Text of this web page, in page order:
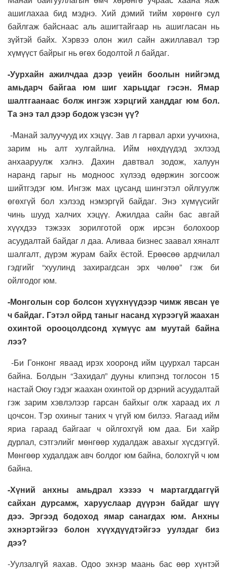
ашиглахаа бид мэднэ. Хий дэмий тийм хөрөнгө сул
байлгаж байснаас аль ашигтайгаар нь ашигласан нь
зүйтэй байх. Хэрвээ олон жил сайн ажиллавал тэр
хүмүүст байрыг нь өгөх бодолтой л байдаг.
-Уурхайн ажилчдаа дээр үеийн боолын нийгэмд
амьдарч байгаа юм шиг харьцдаг гэсэн. Ямар
шалтгаанаас болж ингэж хэрцгий ханддаг юм бол.
Та энэ тал дээр бодож үзсэн үү?
-Манай залуучууд их хэцүү. Зав л гарвал архи уучихна,
зарим нь алт хулгайлна. Ийм нөхдүүдэд эхлээд
анхааруулж хэлнэ. Дахин давтвал зодож, халуун
наранд гарыг нь модноос хүлээд өдөржин зогсоож
шийтгэдэг юм. Ингэж мах цусанд шингэтэл ойлгуулж
өгөхгүй бол хэлээд нэмэргүй байдаг. Энэ хүмүүсийг
чинь шууд халчих хэцүү. Ажилдаа сайн бас авгай
хүүхдээ тэжээх зорилготой орж ирсэн болохоор
асуудалтай байдаг л даа. Аливаа бизнес заавал хяналт
шалгалт, дүрэм журам байх ёстой. Ерөөсөө ардчилал
гэдгийг “хуулинд захирагдсан эрх чөлөө” гэж би
ойлгодог юм.
-Монголын сор болсон хүүхнүүдээр чимж явсан үе
ч байдаг. Гэтэл ойрд таныг насанд хүрээгүй жаахан
охинтой орооцолдсонд хүмүүс ам муутай байна
лээ?
-Би Гонконг яваад ирэх хооронд ийм цуурхал тарсан
байна. Болдын “Захидал” дууны клипэнд тоглосон 15
настай Оюу гэдэг жаахан охинтой ор дэрний асуудалтай
гэж зарим хэвлэлээр гарсан байхыг олж хараад их л
цочсон. Тэр охиныг таних ч үгүй юм билээ. Яагаад ийм
яриа гараад байгааг ч ойлгохгүй юм даа. Би хайр
дурлал, сэтгэлийг мөнгөөр худалдаж авахыг хүсдэггүй.
Мөнгөөр худалдаж авч болдог юм байна, болохгүй ч юм
байна.
-Хүний анхны амьдрал хэзээ ч мартагддаггүй
сайхан дурсамж, харууслаар дүүрэн байдаг шүү
дээ. Эргээд бодоход ямар санагдах юм. Анхны
эхнэртэйгээ болон хүүхдүүдтэйгээ уулздаг биз
дээ?
-Уулзалгүй яахав. Одоо эхнэр маань бас өөр хүнтэй